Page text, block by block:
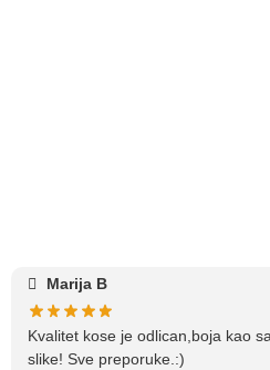
Marija B
Kvalitet kose je odlican,boja kao sa
slike! Sve preporuke.:)